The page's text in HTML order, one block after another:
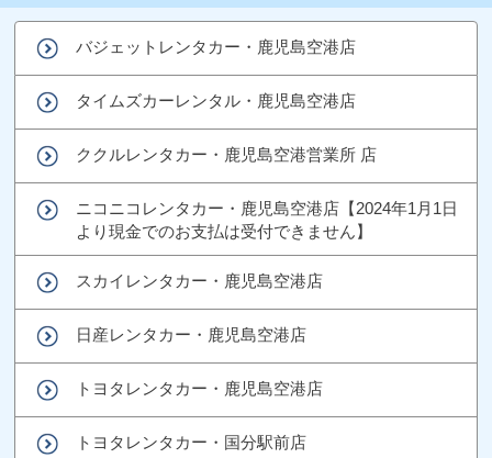
バジェットレンタカー・鹿児島空港店
タイムズカーレンタル・鹿児島空港店
ククルレンタカー・鹿児島空港営業所 店
ニコニコレンタカー・鹿児島空港店【2024年1月1日
より現金でのお支払は受付できません】
スカイレンタカー・鹿児島空港店
日産レンタカー・鹿児島空港店
トヨタレンタカー・鹿児島空港店
トヨタレンタカー・国分駅前店